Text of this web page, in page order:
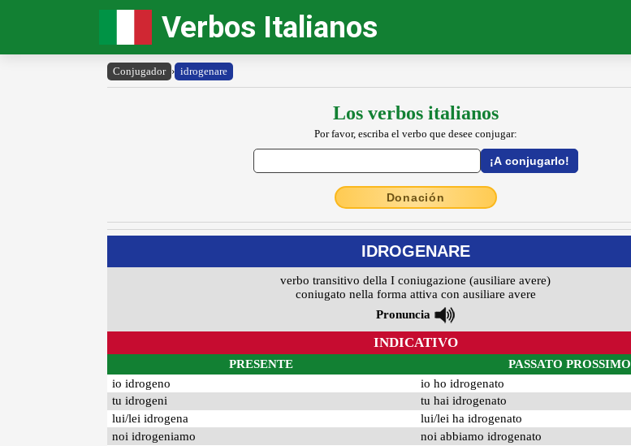
Verbos Italianos
Conjugador › idrogenare
Los verbos italianos
Por favor, escriba el verbo que desee conjugar:
Donación
IDROGENARE
verbo transitivo della I coniugazione (ausiliare avere)
coniugato nella forma attiva con ausiliare avere
Pronuncia
INDICATIVO
PRESENTE
io idrogeno
tu idrogeni
lui/lei idrogena
noi idrogeniamo
PASSATO PROSSIMO
io ho idrogenato
tu hai idrogenato
lui/lei ha idrogenato
noi abbiamo idrogenato